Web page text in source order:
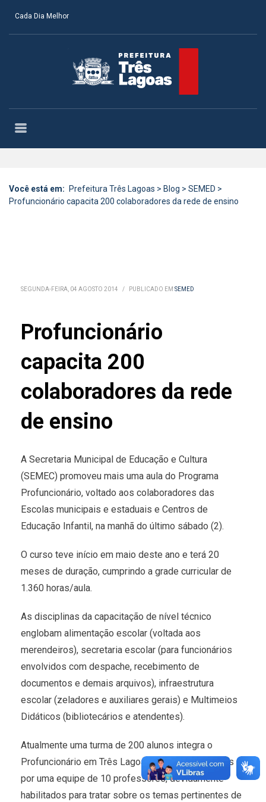
Cada Dia Melhor
Você está em: Prefeitura Três Lagoas > Blog > SEMED >
Profuncionário capacita 200 colaboradores da rede de ensino
SEGUNDA-FEIRA, 04 AGOSTO 2014 / PUBLICADO EM SEMED
Profuncionário
capacita 200
colaboradores da rede
de ensino
A Secretaria Municipal de Educação e Cultura
(SEMEC) promoveu mais uma aula do Programa
Profuncionário, voltado aos colaboradores das
Escolas municipais e estaduais e Centros de
Educação Infantil, na manhã do último sábado (2).
O curso teve início em maio deste ano e terá 20
meses de duração, cumprindo a grade curricular de
1.360 horas/aula.
As disciplinas da capacitação de nível técnico
englobam alimentação escolar (voltada aos
merendeiros), secretaria escolar (para funcionários
envolvidos com despache, recebimento de
documentos e demais arquivos), infraestrutura
escolar (zeladores e auxiliares gerais) e Multimeios
Didáticos (bibliotecários e atendentes).
Atualmente uma turma de 200 alunos integra o
Profuncionário em Três Lagoas, sendo capacitados
por uma equipe de 10 professores, devidamente
habilitados para tratar sobre os temas pertinentes de